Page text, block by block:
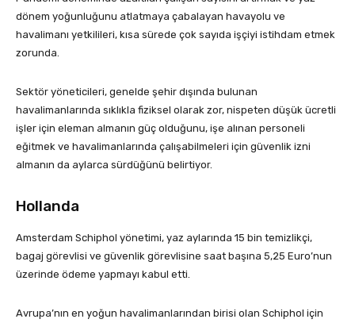
dönem yoğunluğunu atlatmaya çabalayan havayolu ve
havalimanı yetkilileri, kısa sürede çok sayıda işçiyi istihdam etmek
zorunda.
Sektör yöneticileri, genelde şehir dışında bulunan
havalimanlarında sıklıkla fiziksel olarak zor, nispeten düşük ücretli
işler için eleman almanın güç olduğunu, işe alınan personeli
eğitmek ve havalimanlarında çalışabilmeleri için güvenlik izni
almanın da aylarca sürdüğünü belirtiyor.
Hollanda
Amsterdam Schiphol yönetimi, yaz aylarında 15 bin temizlikçi,
bagaj görevlisi ve güvenlik görevlisine saat başına 5,25 Euro’nun
üzerinde ödeme yapmayı kabul etti.
Avrupa’nın en yoğun havalimanlarından birisi olan Schiphol için